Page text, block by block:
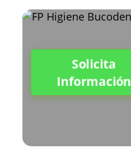
Solicita
Información